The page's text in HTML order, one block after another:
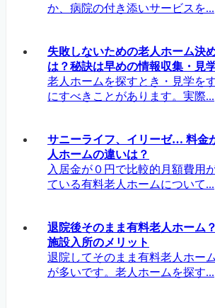
か、病院の付き添いサービスを...
失敗しないための老人ホーム決
は？秘訣は早めの情報収集・見
老人ホームを探すとき・見学を
にすべきことがあります。実際...
サニーライフ、イリーゼ… 料金
人ホームの違いは？
入居金が０円で比較的月額費用
ている有料老人ホームについて...
退院後そのまま有料老人ホーム
施設入所のメリット
退院してそのまま有料老人ホー
が多いです。老人ホームを探す...